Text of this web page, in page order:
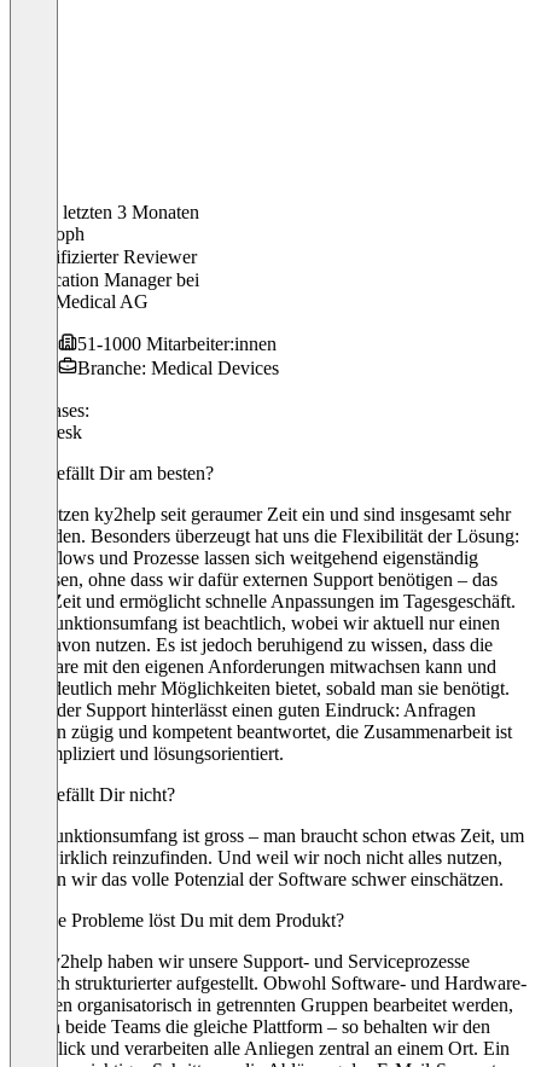
In den letzten 3 Monaten
Christoph
Verifizierter Reviewer
Application Managerbei
Storz Medical AG
51-1000 Mitarbeiter:innen
Branche: Medical Devices
Use cases:
Helpdesk
Was gefällt Dir am besten?
Wir setzen ky2help seit geraumer Zeit ein und sind insgesamt sehr
zufrieden. Besonders überzeugt hat uns die Flexibilität der Lösung:
Workflows und Prozesse lassen sich weitgehend eigenständig
anpassen, ohne dass wir dafür externen Support benötigen – das
spart Zeit und ermöglicht schnelle Anpassungen im Tagesgeschäft.
Der Funktionsumfang ist beachtlich, wobei wir aktuell nur einen
Teil davon nutzen. Es ist jedoch beruhigend zu wissen, dass die
Software mit den eigenen Anforderungen mitwachsen kann und
noch deutlich mehr Möglichkeiten bietet, sobald man sie benötigt.
Auch der Support hinterlässt einen guten Eindruck: Anfragen
werden zügig und kompetent beantwortet, die Zusammenarbeit ist
unkompliziert und lösungsorientiert.
Was gefällt Dir nicht?
Der Funktionsumfang ist gross – man braucht schon etwas Zeit, um
sich wirklich reinzufinden. Und weil wir noch nicht alles nutzen,
können wir das volle Potenzial der Software schwer einschätzen.
Welche Probleme löst Du mit dem Produkt?
Mit ky2help haben wir unsere Support- und Serviceprozesse
deutlich strukturierter aufgestellt. Obwohl Software- und Hardware-
Themen organisatorisch in getrennten Gruppen bearbeitet werden,
nutzen beide Teams die gleiche Plattform – so behalten wir den
Überblick und verarbeiten alle Anliegen zentral an einem Ort. Ein